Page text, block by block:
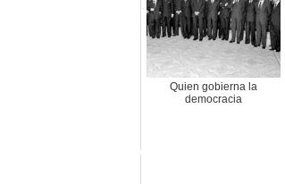
Quien gobierna la
democracia